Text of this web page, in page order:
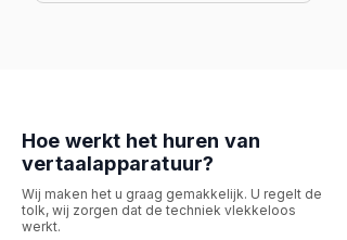
Hoe werkt het huren van
vertaalapparatuur?
Wij maken het u graag gemakkelijk. U regelt de
tolk, wij zorgen dat de techniek vlekkeloos
werkt.